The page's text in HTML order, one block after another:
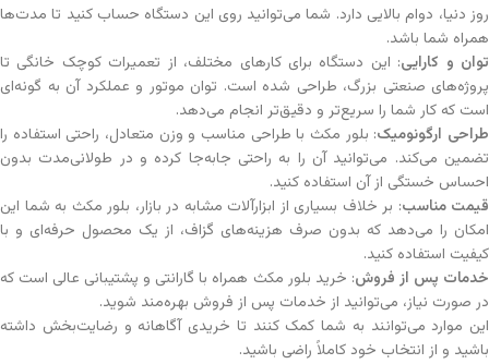
روز دنیا، دوام بالایی دارد. شما می‌توانید روی این دستگاه حساب کنید تا مدت‌ها
همراه شما باشد.
توان و کارایی: این دستگاه برای کارهای مختلف، از تعمیرات کوچک خانگی تا
پروژه‌های صنعتی بزرگ، طراحی شده است. توان موتور و عملکرد آن به گونه‌ای
است که کار شما را سریع‌تر و دقیق‌تر انجام می‌دهد.
طراحی ارگونومیک: بلور مکث با طراحی مناسب و وزن متعادل، راحتی استفاده را
تضمین می‌کند. می‌توانید آن را به راحتی جابه‌جا کرده و در طولانی‌مدت بدون
احساس خستگی از آن استفاده کنید.
قیمت مناسب: بر خلاف بسیاری از ابزارآلات مشابه در بازار، بلور مکث به شما این
امکان را می‌دهد که بدون صرف هزینه‌های گزاف، از یک محصول حرفه‌ای و با
کیفیت استفاده کنید.
خدمات پس از فروش: خرید بلور مکث همراه با گارانتی و پشتیبانی عالی است که
در صورت نیاز، می‌توانید از خدمات پس از فروش بهره‌مند شوید.
این موارد می‌توانند به شما کمک کنند تا خریدی آگاهانه و رضایت‌بخش داشته
باشید و از انتخاب خود کاملاً راضی باشید.